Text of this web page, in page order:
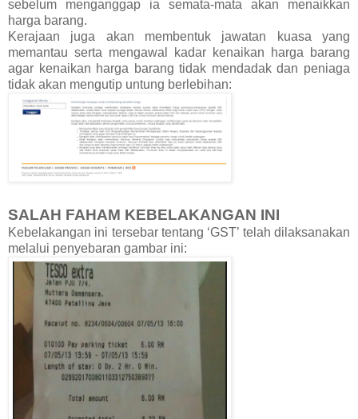
sebelum menganggap ia semata-mata akan menaikkan
harga barang.
Kerajaan juga akan membentuk jawatan kuasa yang
memantau serta mengawal kadar kenaikan harga barang
agar kenaikan harga barang tidak mendadak dan peniaga
tidak akan mengutip untung berlebihan:
SALAH FAHAM KEBELAKANGAN INI
Kebelakangan ini tersebar tentang ‘GST’ telah dilaksanakan
melalui penyebaran gambar ini: